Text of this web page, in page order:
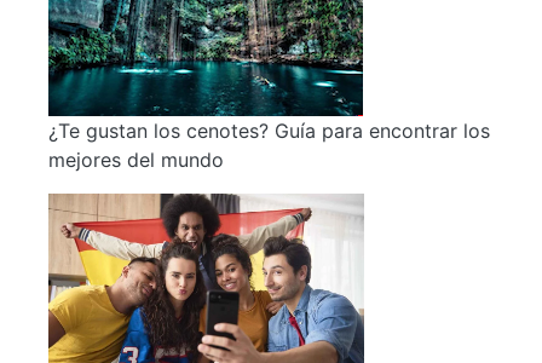
¿Te gustan los cenotes? Guía para encontrar los
mejores del mundo